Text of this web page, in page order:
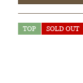
TOP SOLD OUT